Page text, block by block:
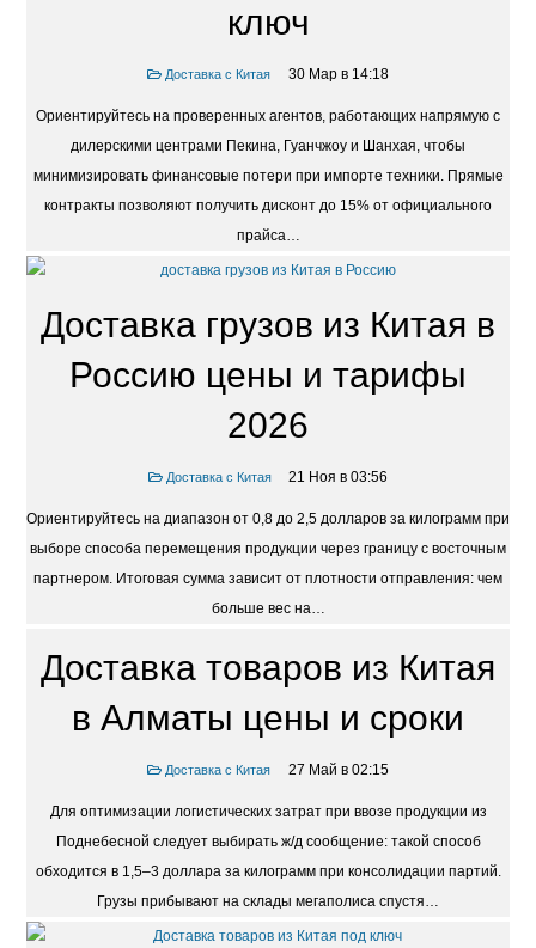
ключ
Доставка с Китая 30 Мар в 14:18
Ориентируйтесь на проверенных агентов, работающих напрямую с
дилерскими центрами Пекина, Гуанчжоу и Шанхая, чтобы
минимизировать финансовые потери при импорте техники. Прямые
контракты позволяют получить дисконт до 15% от официального
прайса…
Доставка грузов из Китая в
Россию цены и тарифы
2026
Доставка с Китая 21 Ноя в 03:56
Ориентируйтесь на диапазон от 0,8 до 2,5 долларов за килограмм при
выборе способа перемещения продукции через границу с восточным
партнером. Итоговая сумма зависит от плотности отправления: чем
больше вес на…
Доставка товаров из Китая
в Алматы цены и сроки
Доставка с Китая 27 Май в 02:15
Для оптимизации логистических затрат при ввозе продукции из
Поднебесной следует выбирать ж/д сообщение: такой способ
обходится в 1,5–3 доллара за килограмм при консолидации партий.
Грузы прибывают на склады мегаполиса спустя…